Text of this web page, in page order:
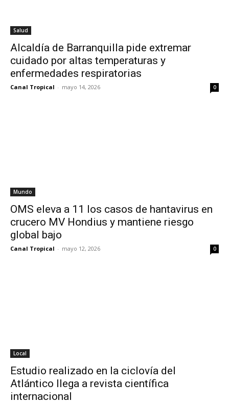
Salud
Alcaldía de Barranquilla pide extremar
cuidado por altas temperaturas y
enfermedades respiratorias
Canal Tropical - mayo 14, 2026 0
Mundo
OMS eleva a 11 los casos de hantavirus en
crucero MV Hondius y mantiene riesgo
global bajo
Canal Tropical - mayo 12, 2026 0
Local
Estudio realizado en la ciclovía del
Atlántico llega a revista científica
internacional